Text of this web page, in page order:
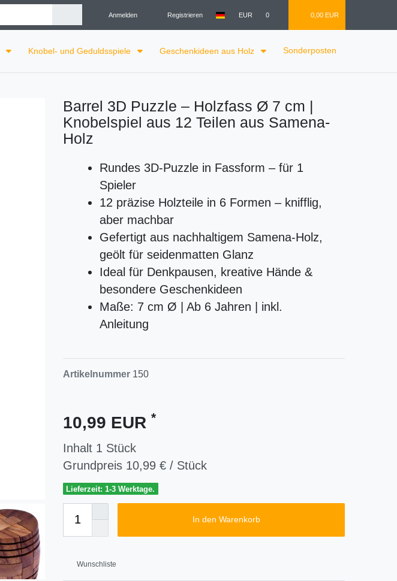
Anmelden Registrieren EUR 0 0,00 EUR
Knobel- und Geduldsspiele Geschenkideen aus Holz Sonderposten
Barrel 3D Puzzle – Holzfass Ø 7 cm |
Knobelspiel aus 12 Teilen aus Samena-
Holz
Rundes 3D-Puzzle in Fassform – für 1
Spieler
12 präzise Holzteile in 6 Formen – knifflig,
aber machbar
Gefertigt aus nachhaltigem Samena-Holz,
geölt für seidenmatten Glanz
Ideal für Denkpausen, kreative Hände &
besondere Geschenkideen
Maße: 7 cm Ø | Ab 6 Jahren | inkl.
Anleitung
Artikelnummer 150
10,99 EUR *
Inhalt 1 Stück
Grundpreis 10,99 € / Stück
Lieferzeit: 1-3 Werktage.
In den Warenkorb
Wunschliste